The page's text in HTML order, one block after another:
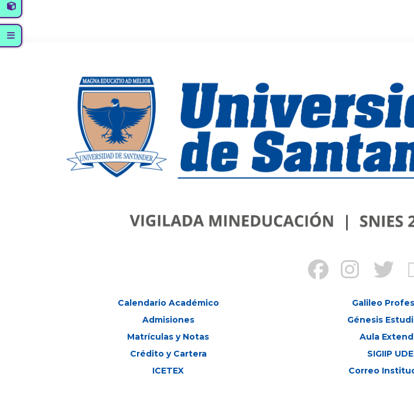
Calendario Académico
Admisiones
Matrículas y Notas
Crédito y Cartera
ICETEX
Galileo
Génesis
Aula
SIGIIP
Correo